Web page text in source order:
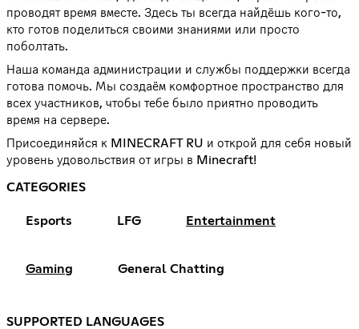
проводят время вместе. Здесь ты всегда найдёшь кого-то,
кто готов поделиться своими знаниями или просто
поболтать.
Наша команда администрации и службы поддержки всегда
готова помочь. Мы создаём комфортное пространство для
всех участников, чтобы тебе было приятно проводить
время на сервере.
Присоединяйся к MINECRAFT RU и открой для себя новый
уровень удовольствия от игры в Minecraft!
CATEGORIES
Esports LFG Entertainment
Gaming General Chatting
SUPPORTED LANGUAGES